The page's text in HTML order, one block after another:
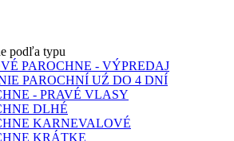
podľa typu
PAROCHNE - VÝPREDAJ
PAROCHNÍ UŹ DO 4 DNÍ
- PRAVÉ VLASY
DLHÉ
KARNEVALOVÉ
KRÁTKE